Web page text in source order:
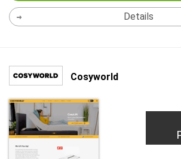
Details
Cosyworld